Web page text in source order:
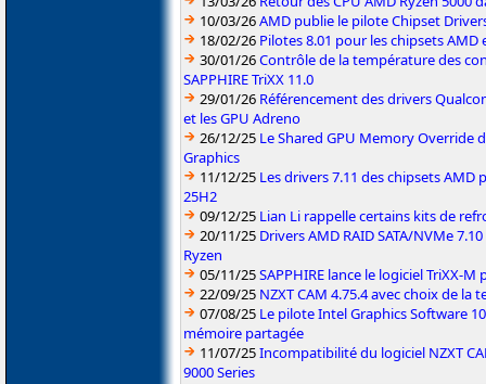
10/03/26AMD publie le pilote Chipset
18/02/26 Pilotes 8.01 pour les chipsets AMD
30/01/26Contrôle de la température des
SAPPHIRE TriXX 11.0
29/01/26 Référencement des drivers
et les GPU Adreno
26/12/25 Le Shared GPU Memory Override
Graphics
11/12/25 Les drivers 7.11 des chipsets
25H2
09/12/25 Lian Li rappelle certains kits de
20/11/25 Drivers AMD RAID SATA/NVMe
Ryzen
05/11/25SAPPHIRE lance le logiciel TriXX-
22/09/25 NZXT CAM 4.75.4 avec choix de la
07/08/25 Le pilote Intel Graphics Software
mémoire partagée
11/07/25Incompatibilité du logiciel NZXT
9000 Series